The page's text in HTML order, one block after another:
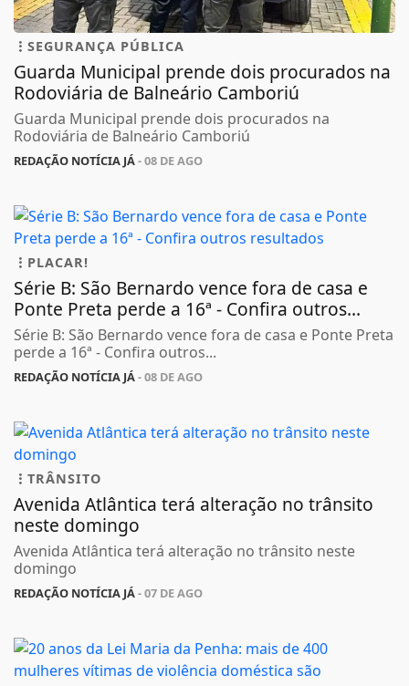
SEGURANÇA PÚBLICA
Guarda Municipal prende dois procurados na
Rodoviária de Balneário Camboriú
Guarda Municipal prende dois procurados na
Rodoviária de Balneário Camboriú
REDAÇÃO NOTÍCIA JÁ- 08 DE AGO
PLACAR!
Série B: São Bernardo vence fora de casa e
Ponte Preta perde a 16ª - Confira outros...
Série B: São Bernardo vence fora de casa e Ponte Preta
perde a 16ª - Confira outros...
REDAÇÃO NOTÍCIA JÁ- 08 DE AGO
TRÂNSITO
Avenida Atlântica terá alteração no trânsito
neste domingo
Avenida Atlântica terá alteração no trânsito neste
domingo
REDAÇÃO NOTÍCIA JÁ- 07 DE AGO